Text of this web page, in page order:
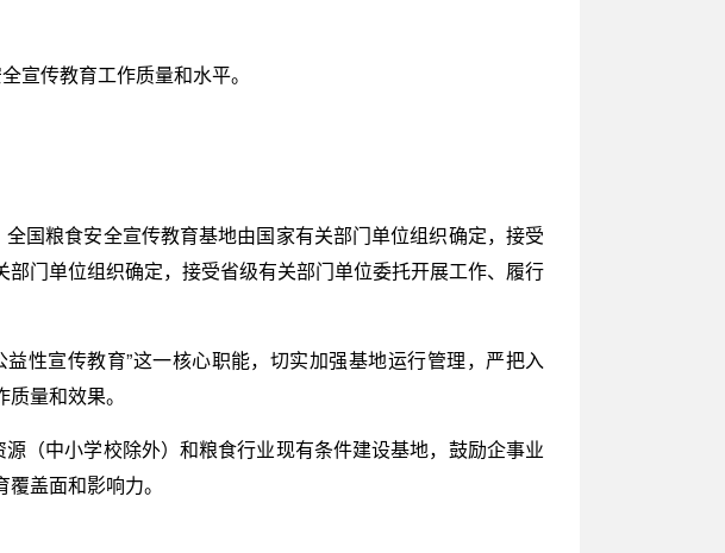
宣传教育工作质量和水平。
国粮食安全宣传教育基地由国家有关部门单位组织确定，接受
门单位组织确定，接受省级有关部门单位委托开展工作、履行
性宣传教育”这一核心职能，切实加强基地运行管理，严把入
量和效果。
（中小学校除外）和粮食行业现有条件建设基地，鼓励企事业
盖面和影响力。